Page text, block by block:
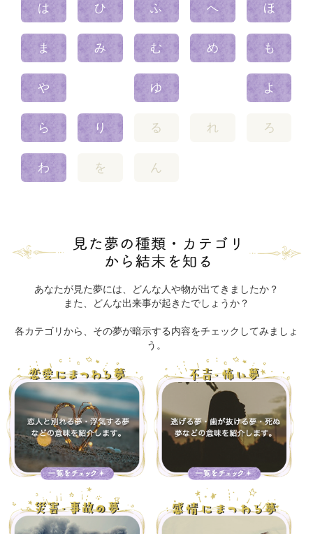
は ひ ふ へ ほ
ま み む め も
や ゆ よ
ら り る れ ろ
わ を ん
あなたが見た夢には、どんな人や物が出てきましたか？
また、どんな出来事が起きたでしょうか？
各カテゴリから、その夢が暗示する内容をチェックしてみましょ
う。